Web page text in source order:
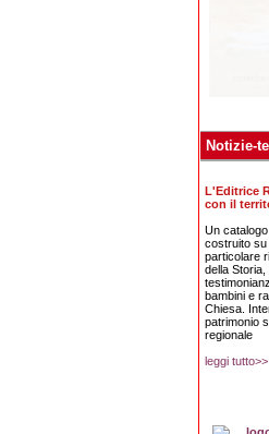
Notizie-
L'Editrice
con il
Un
costruito su
particolare
della
bambini e
Chiesa.
patrimonio
regionale
leggi tutto>>